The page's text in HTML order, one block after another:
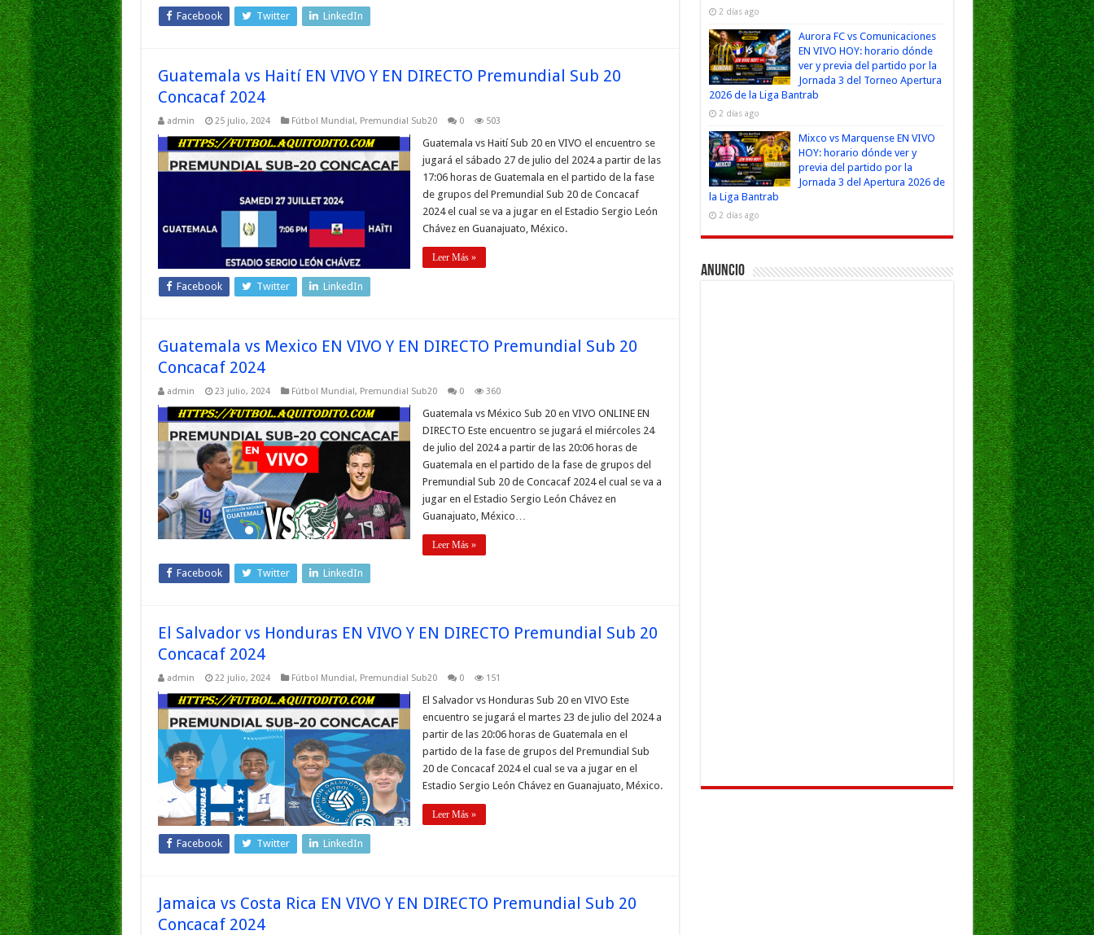
Facebook Twitter LinkedIn
Guatemala vs Haití EN VIVO Y EN DIRECTO Premundial Sub 20
Concacaf 2024
admin 25 julio, 2024 Fútbol Mundial, Premundial Sub20 0 503
Guatemala vs Haití Sub 20 en VIVO el encuentro se
jugará el sábado 27 de julio del 2024 a partir de las
17:06 horas de Guatemala en el partido de la fase
de grupos del Premundial Sub 20 de Concacaf
2024 el cual se va a jugar en el Estadio Sergio León
Chávez en Guanajuato, México.
Leer Más »
Facebook Twitter LinkedIn
Guatemala vs Mexico EN VIVO Y EN DIRECTO Premundial Sub 20
Concacaf 2024
admin 23 julio, 2024 Fútbol Mundial, Premundial Sub20 0 360
Guatemala vs México Sub 20 en VIVO ONLINE EN
DIRECTO Este encuentro se jugará el miércoles 24
de julio del 2024 a partir de las 20:06 horas de
Guatemala en el partido de la fase de grupos del
Premundial Sub 20 de Concacaf 2024 el cual se va a
jugar en el Estadio Sergio León Chávez en
Guanajuato, México…
Leer Más »
Facebook Twitter LinkedIn
El Salvador vs Honduras EN VIVO Y EN DIRECTO Premundial Sub 20
Concacaf 2024
admin 22 julio, 2024 Fútbol Mundial, Premundial Sub20 0 151
El Salvador vs Honduras Sub 20 en VIVO Este
encuentro se jugará el martes 23 de julio del 2024 a
partir de las 20:06 horas de Guatemala en el
partido de la fase de grupos del Premundial Sub
20 de Concacaf 2024 el cual se va a jugar en el
Estadio Sergio León Chávez en Guanajuato, México.
Leer Más »
Facebook Twitter LinkedIn
Jamaica vs Costa Rica EN VIVO Y EN DIRECTO Premundial Sub 20
Concacaf 2024
2 días ago
Aurora FC vs Comunicaciones
EN VIVO HOY: horario dónde
ver y previa del partido por la
Jornada 3 del Torneo Apertura
2026 de la Liga Bantrab
2 días ago
Mixco vs Marquense EN VIVO
HOY: horario dónde ver y
previa del partido por la
Jornada 3 del Apertura 2026 de
la Liga Bantrab
2 días ago
Anuncio